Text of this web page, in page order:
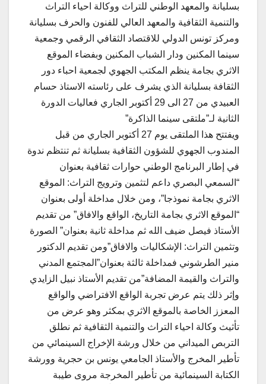
بسليانة والمعهد الوطني للتراث ووكالة احياء التراث
والتنمية الثقافية والمعهد العالي للفنون والحرف بسليانة
ومركز تونس الدولي للاقتصاد الثقافي الرقمي وجمعية
سينما المكنين ودار الشباب المكنين وبفضاء الموقع
الاثري بجامة ينظم المكتب الجهوي لجمعية احباء دور
الثقافة بسليانة الذي يشرف على رئاسته الاستاذ حسام
العبيدي من 27 الى 29 أكتوبر الجاري فعاليات الدورة
الثانية لـ”ملتقى سينما الذاكرة”
ويفتتح هذا الملتقى يوم 27 أكتوبر الجاري من قبل
المندوب الجهوي للشؤون الثقافية بسليانة ثم تنتظم ندوة
في إطار البرنامج الوطني حوارات ثقافية بعنوان
“السمعي البصري داعم لتثمين وترويج التراث: الموقع
الاثري بجامة نموذجا”، ومن خلال مداخلة أولى بعنوان
“الموقع الاثري بجامة التاريخ، الواقع والافاق” من تقديم
الأستاذ فيصل ضيف الله ثم مداخلة ثانية بعنوان” الصورة
وتثمين التراث: الإشكاليات والافاق”ومن تقديم الدكتور
منير الطرشوني فمداخلة ثالثة بعنوان”المجتمع المدني
والتراث والقيمة المضافة”من تقديم الأستاذ نبيل الزايدي
وإثر ذلك يتم عرض تجربة الواقع الافتراضي والواقع
المعزز الخاصة بالموقع الاثري بمكثر وهو عرض من
تأثيث وكالة احياء التراث والتنمية الثقافية ثم نطلق
التربص الميداني من خلال ورشة الإخراج السينمائي من
تأطير المخرج والأستاذ الجامعي يونس بن حجرية وورشة
الكتابة السينمائية من تأطير المخرجة مروى طيبة